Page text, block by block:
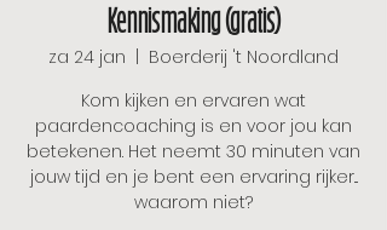
Kennismaking (gratis)
za 24 jan
Boerderij 't Noordland
Kom kijken en ervaren wat
paardencoaching is en voor jou kan
betekenen. Het neemt 30 minuten van
jouw tijd en je bent een ervaring rijker...
waarom niet?